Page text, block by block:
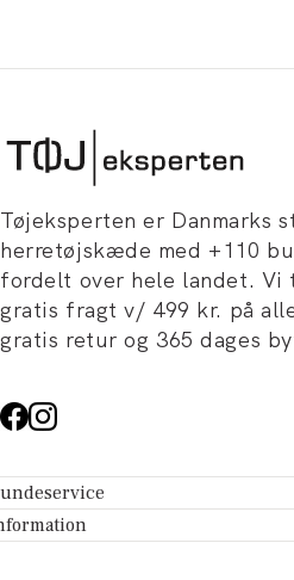
Tøjeksperten er Danmarks
herretøjskæde med +110
fordelt over hele landet. Vi
gratis fragt v/ 499 kr. på
gratis retur og 365 dages
- Hjælpecenter
Tøjeksperten